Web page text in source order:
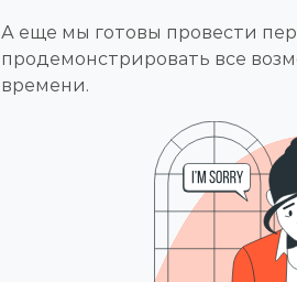
А еще мы готовы провести
продемонcтрировать все
времени.